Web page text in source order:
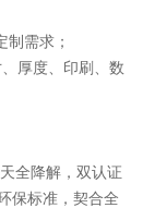
需求；
厚度、印刷、数
全降解，双认证
保标准，契合全